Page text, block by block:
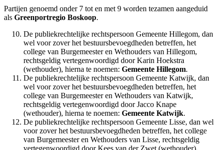
Partijen genoemd onder 7 tot en met 9 worden tezamen aangeduid
als Greenportregio Boskoop.
De publiekrechtelijke rechtspersoon Gemeente Hillegom, dan
wel voor zover het bestuursbevoegdheden betreffen, het
college van Burgemeester en Wethouders van Hillegom,
rechtsgeldig vertegenwoordigd door Karin Hoekstra
(wethouder), hierna te noemen: Gemeente Hillegom.
De publiekrechtelijke rechtspersoon Gemeente Katwijk, dan
wel voor zover het bestuursbevoegdheden betreffen, het
college van Burgemeester en Wethouders van Katwijk,
rechtsgeldig vertegenwoordigd door Jacco Knape
(wethouder), hierna te noemen: Gemeente Katwijk.
De publiekrechtelijke rechtspersoon Gemeente Lisse, dan wel
voor zover het bestuursbevoegdheden betreffen, het college
van Burgemeester en Wethouders van Lisse, rechtsgeldig